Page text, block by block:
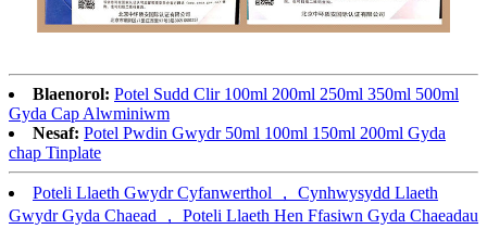
Blaenorol: Potel Sudd Clir 100ml 200ml 250ml 350ml 500ml
Gyda Cap Alwminiwm
Nesaf: Potel Pwdin Gwydr 50ml 100ml 150ml 200ml Gyda
chap Tinplate
Poteli Llaeth Gwydr Cyfanwerthol ， Cynhwysydd Llaeth
Gwydr Gyda Chaead ， Poteli Llaeth Hen Ffasiwn Gyda Chaeadau